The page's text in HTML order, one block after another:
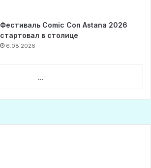
Фестиваль Comic Con Astana 2026
стартовал в столице
6.08.2026
...